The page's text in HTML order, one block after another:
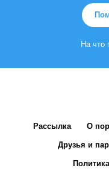
На что
Рассылка О
Друзья и